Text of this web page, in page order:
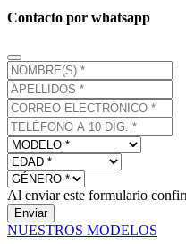
Contacto por whatsapp
Al enviar este formulario
Enviar
NUESTROS MODELOS